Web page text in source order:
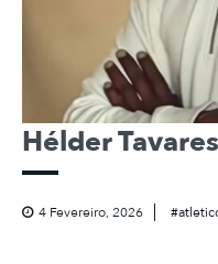
Hélder
4 Fevereiro, 2026